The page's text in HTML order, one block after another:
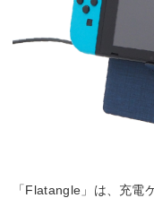
「Flatangle」は、充電